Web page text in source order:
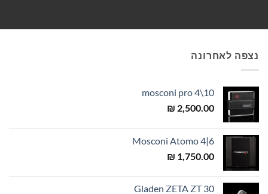
נצפה לאחרונה
mosconi pro 4\10
₪ 2,500.00
Mosconi Atomo 4|6
₪ 1,750.00
Gladen ZETA ZT 30